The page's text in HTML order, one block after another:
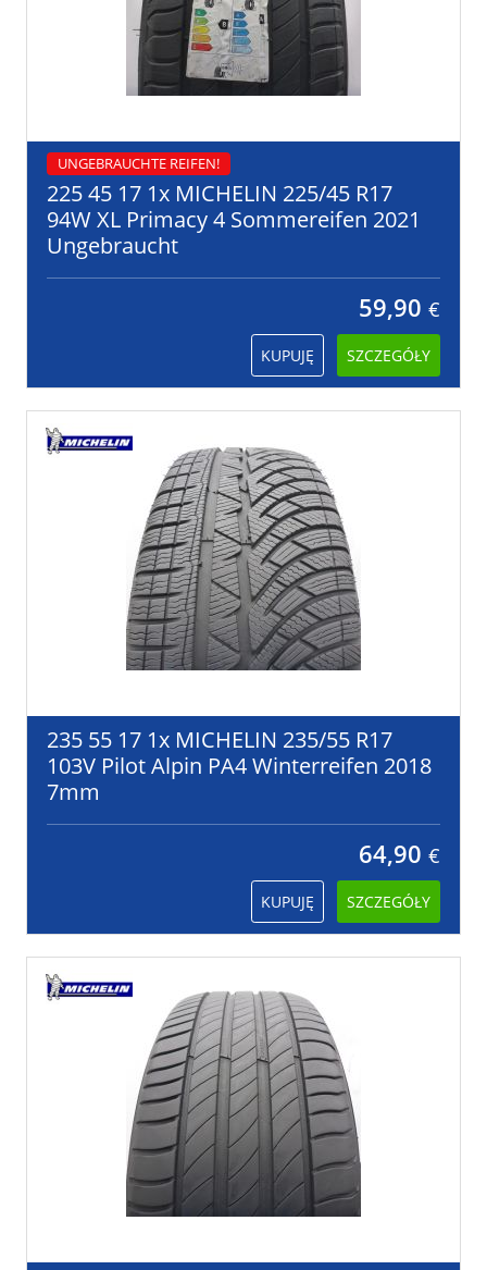
UNGEBRAUCHTE REIFEN!
225 45 17 1x MICHELIN 225/45 R17
94W XL Primacy 4 Sommereifen 2021
Ungebraucht
59,90 €
KUPUJĘ SZCZEGÓŁY
235 55 17 1x MICHELIN 235/55 R17
103V Pilot Alpin PA4 Winterreifen 2018
7mm
64,90 €
KUPUJĘ SZCZEGÓŁY